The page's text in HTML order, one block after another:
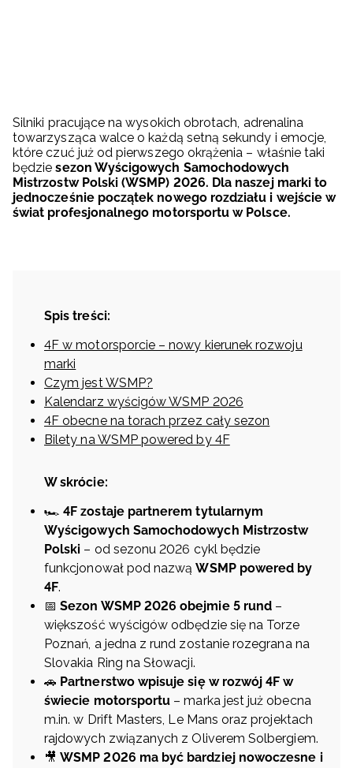
Silniki pracujące na wysokich obrotach, adrenalina
towarzysząca walce o każdą setną sekundy i emocje,
które czuć już od pierwszego okrążenia – właśnie taki
będziesezon Wyścigowych Samochodowych
Mistrzostw Polski (WSMP) 2026. Dla naszej marki to
jednocześnie początek nowego rozdziału i wejście w
świat profesjonalnego motorsportu w Polsce.
Spis treści:
4F w motorsporcie – nowy kierunek rozwoju
marki
Czym jest WSMP?
Kalendarz wyścigów WSMP 2026
4F obecne na torach przez cały sezon
Bilety na WSMP powered by 4F
W skrócie:
🏎️4F zostaje partnerem tytularnym
Wyścigowych Samochodowych Mistrzostw
Polski – od sezonu 2026 cykl będzie
funkcjonował pod nazwąWSMP powered by
4F.
📅Sezon WSMP 2026 obejmie 5 rund –
większość wyścigów odbędzie się na Torze
Poznań, a jedna z rund zostanie rozegrana na
Slovakia Ring na Słowacji.
🚗 Partnerstwo wpisuje się w rozwój 4F w
świecie motorsportu – marka jest już obecna
m.in. w Drift Masters, Le Mans oraz projektach
rajdowych związanych z Oliverem Solbergiem.
🎥WSMP 2026 ma być bardziej nowoczesne i